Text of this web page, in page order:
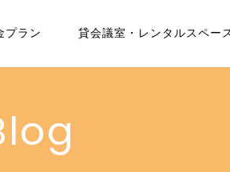
プラン 貸会議室・レンタルスペー